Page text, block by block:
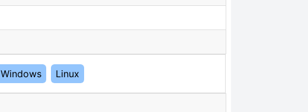
Windows Linux